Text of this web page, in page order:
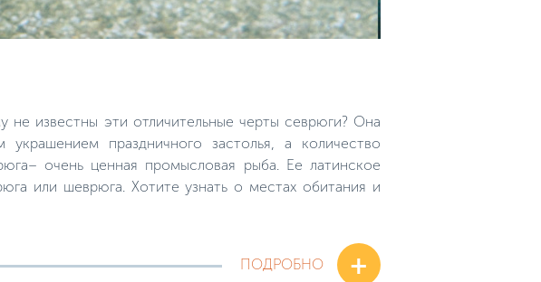
не известны эти отличительные черты севрюги? Она
праздничного застолья, а количество
очень ценная промысловая рыба. Ее латинское
или шеврюга. Хотите узнать о местах обитания и
ПОДРОБНО +